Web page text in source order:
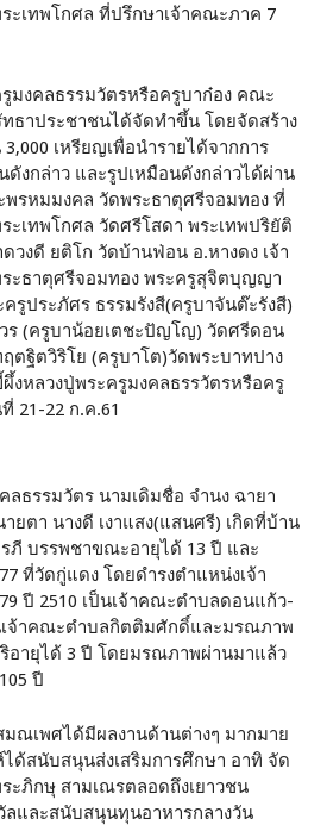
ะเทพโกศล ที่ปรึกษาเจ้าคณะภาค 7
มงคลธรรมวัตรหรือครูบาก๋อง คณะ
าประชาชนได้จัดทำขึ้น โดยจัดสร้าง
เหรียญเพื่อนำรายได้จากการ
ดังกล่าว และรูปเหมือนดังกล่าวได้ผ่าน
พรหมมงคล วัดพระธาตุศรีจอมทอง ที่
ะเทพโกศล วัดศรีโสดา พระเทพปริยัติ
วงดี ยติโก วัดบ้านฟ่อน อ.หางดง เจ้า
ะธาตุศรีจอมทอง พระครูสุจิตบุญญา
รูประภัศร ธรรมรังสี(ครูบาจันต๊ะรังสี)
ร (ครูบาน้อยเตชะปัญโญ) วัดศรีดอน
ตฐิตวิริโย (ครูบาโต)วัดพระบาทปาง
หลวงปู่พระครูมงคลธรรวัตรหรือครู
21-22 ก.ค.61
ลธรรมวัตร นามเดิมชื่อ จำนง ฉายา
ยตา นางดี เงาแสง(แสนศรี) เกิดที่บ้าน
ภี บรรพชาขณะอายุได้ 13 ปี และ
ที่วัดกู่แดง โดยดำรงตำแหน่งเจ้า
ปี 2510 เป็นเจ้าคณะตำบลดอนแก้ว-
เจ้าคณะตำบลกิตติมศักดิ์และมรณภาพ
ริอายุได้ 3 ปี โดยมรณภาพผ่านมาแล้ว
ปี
มณเพศได้มีผลงานด้านต่างๆ มากมาย
ได้สนับสนุนส่งเสริมการศึกษา อาทิ จัด
ะภิกษุ สามเณรตลอดถึงเยาวชน
และสนับสนุนทุนอาหารกลางวัน